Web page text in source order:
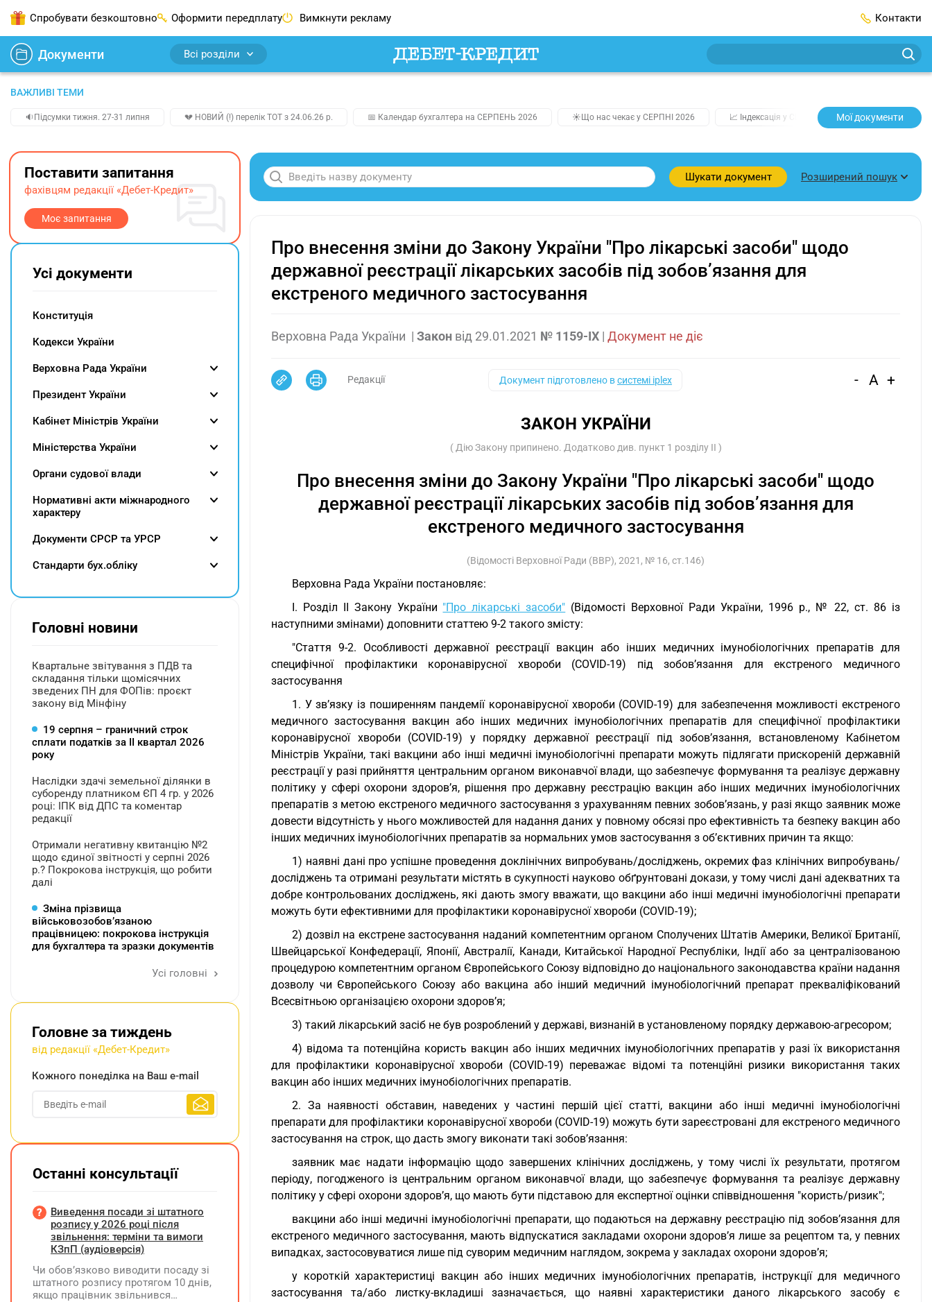
Спробувати безкоштовно Оформити передплату Вимкнути рекламу Контакти
Документи Всі розділи
ВАЖЛИВІ ТЕМИ
🔉Підсумки тижня. 27-31 липня 💔 НОВИЙ (!) перелік ТОТ з 24.06.26 р. 📅 Календар бухгалтера на СЕРПЕНЬ 2026 ☀️Що нас чекає у СЕРПНІ 2026 📈 Індексація у СЕРПНІ 2️⃣0️⃣2️⃣7️⃣ Усі
Мої документи
Шукати документ Розширений пошук
Про внесення зміни до Закону України "Про лікарські засоби" щодо
державної реєстрації лікарських засобів під зобов’язання для
екстреного медичного застосування
Верховна Рада України | Закон від 29.01.2021 № 1159-IX | Документ не діє
Редакції Документ підготовлено всистемі iplex - A +
ЗАКОН УКРАЇНИ
( Дію Закону припинено. Додатково див. пункт 1 розділу ІІ )
Про внесення зміни до Закону України "Про лікарські засоби" щодо
державної реєстрації лікарських засобів під зобов’язання для
екстреного медичного застосування
(Відомості Верховної Ради (ВВР), 2021, № 16, ст.146)
Верховна Рада України постановляє:
I. Розділ II Закону України "Про лікарські засоби" (Відомості Верховної Ради України, 1996 р., № 22, ст. 86 із
наступними змінами) доповнити статтею 9-2 такого змісту:
"Стаття 9-2. Особливості державної реєстрації вакцин або інших медичних імунобіологічних препаратів для
специфічної профілактики коронавірусної хвороби (COVID-19) під зобов’язання для екстреного медичного
застосування
1. У зв’язку із поширенням пандемії коронавірусної хвороби (COVID-19) для забезпечення можливості екстреного
медичного застосування вакцин або інших медичних імунобіологічних препаратів для специфічної профілактики
коронавірусної хвороби (COVID-19) у порядку державної реєстрації під зобов’язання, встановленому Кабінетом
Міністрів України, такі вакцини або інші медичні імунобіологічні препарати можуть підлягати прискореній державній
реєстрації у разі прийняття центральним органом виконавчої влади, що забезпечує формування та реалізує державну
політику у сфері охорони здоров’я, рішення про державну реєстрацію вакцин або інших медичних імунобіологічних
препаратів з метою екстреного медичного застосування з урахуванням певних зобов’язань, у разі якщо заявник може
довести відсутність у нього можливостей для надання даних у повному обсязі про ефективність та безпеку вакцин або
інших медичних імунобіологічних препаратів за нормальних умов застосування з об’єктивних причин та якщо:
1) наявні дані про успішне проведення доклінічних випробувань/досліджень, окремих фаз клінічних випробувань/
досліджень та отримані результати містять в сукупності науково обґрунтовані докази, у тому числі дані адекватних та
добре контрольованих досліджень, які дають змогу вважати, що вакцини або інші медичні імунобіологічні препарати
можуть бути ефективними для профілактики коронавірусної хвороби (COVID-19);
2) дозвіл на екстрене застосування наданий компетентним органом Сполучених Штатів Америки, Великої Британії,
Швейцарської Конфедерації, Японії, Австралії, Канади, Китайської Народної Республіки, Індії або за централізованою
процедурою компетентним органом Європейського Союзу відповідно до національного законодавства країни надання
дозволу чи Європейського Союзу або вакцина або інший медичний імунобіологічний препарат прекваліфікований
Всесвітньою організацією охорони здоров’я;
3) такий лікарський засіб не був розроблений у державі, визнаній в установленому порядку державою-агресором;
4) відома та потенційна користь вакцин або інших медичних імунобіологічних препаратів у разі їх використання
для профілактики коронавірусної хвороби (COVID-19) переважає відомі та потенційні ризики використання таких
вакцин або інших медичних імунобіологічних препаратів.
2. За наявності обставин, наведених у частині першій цієї статті, вакцини або інші медичні імунобіологічні
препарати для профілактики коронавірусної хвороби (COVID-19) можуть бути зареєстровані для екстреного медичного
застосування на строк, що дасть змогу виконати такі зобов’язання:
заявник має надати інформацію щодо завершених клінічних досліджень, у тому числі їх результати, протягом
періоду, погодженого із центральним органом виконавчої влади, що забезпечує формування та реалізує державну
політику у сфері охорони здоров’я, що мають бути підставою для експертної оцінки співвідношення "користь/ризик";
вакцини або інші медичні імунобіологічні препарати, що подаються на державну реєстрацію під зобов’язання для
екстреного медичного застосування, мають відпускатися закладами охорони здоров’я лише за рецептом та, у певних
випадках, застосовуватися лише під суворим медичним наглядом, зокрема у закладах охорони здоров’я;
у короткій характеристиці вакцин або інших медичних імунобіологічних препаратів, інструкції для медичного
застосування та/або листку-вкладиші зазначається, що наявні характеристики даного лікарського засобу є
Поставити запитання
фахівцям редакції «Дебет-Кредит»
Моє запитання
Усі документи
Конституція
Кодекси України
Верховна Рада України
Президент України
Кабінет Міністрів України
Міністерства України
Органи судової влади
Нормативні акти міжнародного
характеру
Документи СРСР та УРСР
Cтандарти бух.обліку
Головні новини
Квартальне звітування з ПДВ та
складання тільки щомісячних
зведених ПН для ФОПів: проєкт
закону від Мінфіну
19 серпня – граничний строк
сплати податків за ІI квартал 2026
року
Наслідки здачі земельної ділянки в
суборенду платником ЄП 4 гр. у 2026
році: ІПК від ДПС та коментар
редакції
Отримали негативну квитанцію №2
щодо єдиної звітності у серпні 2026
р.? Покрокова інструкція, що робити
далі
Зміна прізвища
військовозобов’язаною
працівницею: покрокова інструкція
для бухгалтера та зразки документів
Усі головні
Головне за тиждень
від редакції «Дебет-Кредит»
Кожного понеділка на Ваш e-mail
Останні консультації
Виведення посади зі штатного
розпису у 2026 році після
звільнення: терміни та вимоги
КЗпП (аудіоверсія)
Чи обов’язково виводити посаду зі
штатного розпису протягом 10 днів,
якщо працівник звільнився